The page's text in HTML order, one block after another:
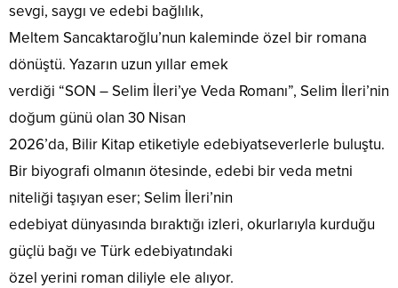
sevgi, saygı ve edebi bağlılık,
Meltem Sancaktaroğlu’nun kaleminde özel bir romana
dönüştü. Yazarın uzun yıllar emek
verdiği “SON – Selim İleri’ye Veda Romanı”, Selim İleri’nin
doğum günü olan 30 Nisan
2026’da, Bilir Kitap etiketiyle edebiyatseverlerle buluştu.
Bir biyografi olmanın ötesinde, edebi bir veda metni
niteliği taşıyan eser; Selim İleri’nin
edebiyat dünyasında bıraktığı izleri, okurlarıyla kurduğu
güçlü bağı ve Türk edebiyatındaki
özel yerini roman diliyle ele alıyor.